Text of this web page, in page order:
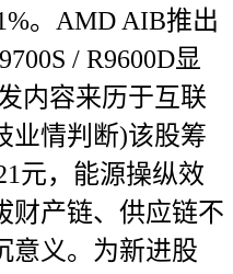
。AMD AIB推出
/ R9600D显
内容来历于互联
业情判断)该股筹
元，能源操纵效
财产链、供应链不
意义。为新进股